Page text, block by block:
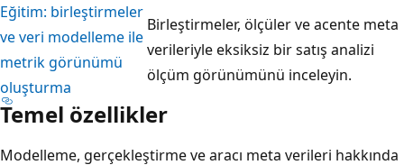
Eğitim: birleştirmeler
ve veri modelleme ile
metrik görünümü
oluşturma
Birleştirmeler, ölçüler ve acente meta
verileriyle eksiksiz bir satış analizi
ölçüm görünümünü inceleyin.
Temel özellikler
Modelleme, gerçekleştirme ve aracı meta verileri hakkında